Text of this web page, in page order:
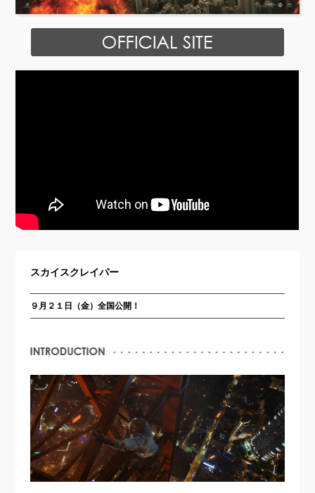
スカイスクレイパー
９月２１日（金）全国公開！